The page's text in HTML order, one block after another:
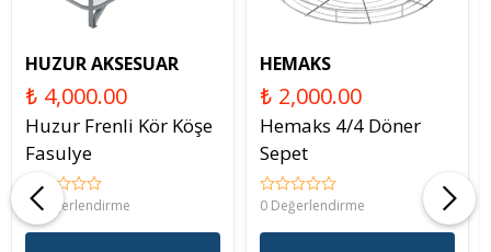
HUZUR AKSESUAR
₺ 4,000.00
Huzur Frenli Kör Köşe
Fasulye
0 Değerlendirme
HEMAKS
₺ 2,000.00
Hemaks 4/4 Döner
Sepet
0 Değerlendirme